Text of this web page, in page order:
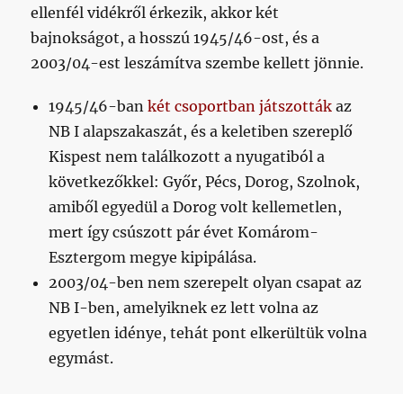
ellenfél vidékről érkezik, akkor két
bajnokságot, a hosszú 1945/46-ost, és a
2003/04-est leszámítva szembe kellett jönnie.
1945/46-bankét csoportban játszották az
NB I alapszakaszát, és a keletiben szereplő
Kispest nem találkozott a nyugatiból a
következőkkel: Győr, Pécs, Dorog, Szolnok,
amiből egyedül a Dorog volt kellemetlen,
mert így csúszott pár évet Komárom-
Esztergom megye kipipálása.
2003/04-ben nem szerepelt olyan csapat az
NB I-ben, amelyiknek ez lett volna az
egyetlen idénye, tehát pont elkerültük volna
egymást.